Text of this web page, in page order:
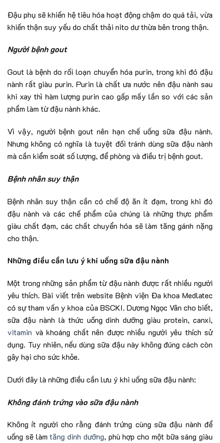
Đậu phụ sẽ khiến hệ tiêu hóa hoạt động chậm do quá tải, vừa
khiến thận suy yếu do chất thải nito dư thừa bên trong thận.
Người bệnh gout
Gout là bệnh do rối loạn chuyển hóa purin, trong khi đó đậu
nành rất giàu purin. Purin là chất ưa nước nên đậu nành sau
khi xay thì hàm lượng purin cao gấp mấy lần so với các sản
phẩm làm từ đậu nành khác.
Vì vậy, người bệnh gout nên hạn chế uống sữa đậu nành.
Nhưng không có nghĩa là tuyệt đối tránh dùng sữa đậu nành
mà cần kiểm soát số lượng, để phòng và điều trị bệnh gout.
Bệnh nhân suy thận
Bệnh nhân suy thận cần có chế độ ăn ít đạm, trong khi đó
đậu nành và các chế phẩm của chúng là những thực phẩm
giàu chất đạm, các chất chuyển hóa sẽ làm tăng gánh nặng
cho thận.
Những điều cần lưu ý khi uống sữa đậu nành
Một trong những sản phẩm từ đậu nành được rất nhiều người
yêu thích. Bài viết trên website Bệnh viện Đa khoa Medlatec
có sự tham vấn y khoa của BSCKI. Dương Ngọc Vân cho biết,
sữa đậu nành là thức uống dinh dưỡng giàu protein, canxi,
vitamin và khoáng chất nên được nhiều người yêu thích sử
dụng. Tuy nhiên, nếu dùng sữa đậu này không đúng cách còn
gây hại cho sức khỏe.
Dưới đây là những điều cần lưu ý khi uống sữa đậu nành:
Không đánh trứng vào sữa đậu nành
Không ít người cho rằng đánh trứng cùng sữa đậu nành để
uống sẽ làmtăng dinh dưỡng, phù hợp cho một bữa sáng giàu